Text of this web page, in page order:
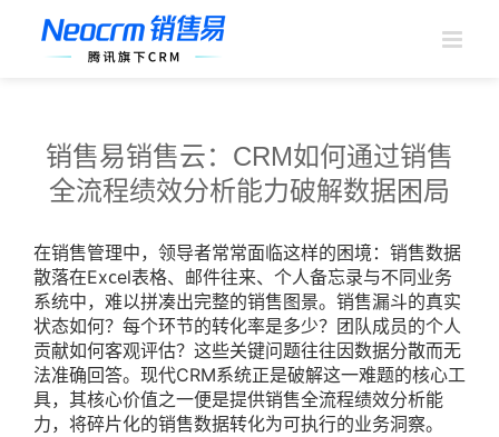
销售易销售云：CRM如何通过销售
全流程绩效分析能力破解数据困局
在销售管理中，领导者常常面临这样的困境：销售数据
散落在Excel表格、邮件往来、个人备忘录与不同业务
系统中，难以拼凑出完整的销售图景。销售漏斗的真实
状态如何？每个环节的转化率是多少？团队成员的个人
贡献如何客观评估？这些关键问题往往因数据分散而无
法准确回答。现代CRM系统正是破解这一难题的核心工
具，其核心价值之一便是提供销售全流程绩效分析能
力，将碎片化的销售数据转化为可执行的业务洞察。